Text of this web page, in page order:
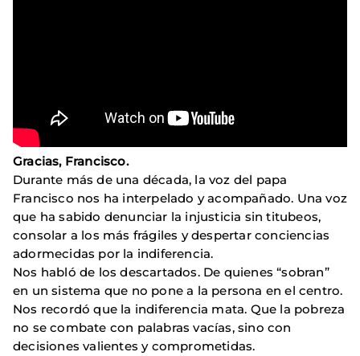
Gracias, Francisco.
Durante más de una década, la voz del papa
Francisco nos ha interpelado y acompañado. Una voz
que ha sabido denunciar la injusticia sin titubeos,
consolar a los más frágiles y despertar conciencias
adormecidas por la indiferencia.
Nos habló de los descartados. De quienes “sobran”
en un sistema que no pone a la persona en el centro.
Nos recordó que la indiferencia mata. Que la pobreza
no se combate con palabras vacías, sino con
decisiones valientes y comprometidas.